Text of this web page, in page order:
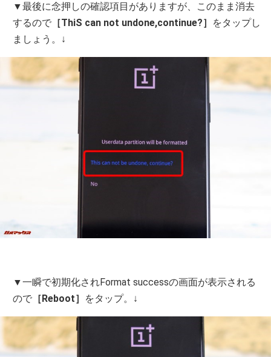
▼最後に念押しの確認項目がありますが、このまま消去
するので ［ThiS can not undone,continue?］ をタップし
ましょう。↓
▼一瞬で初期化されFormat successの画面が表示される
ので ［Reboot］ をタップ。↓